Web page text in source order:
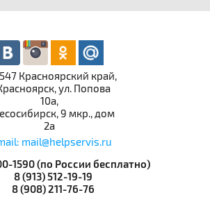
Красноярский край,
ул. Попова
10а,
9 мкр., дом
2а
mail@helpservis.ru
1590 (по России бесплатно)
8 (913) 512-19-19
8 (908) 211-76-76